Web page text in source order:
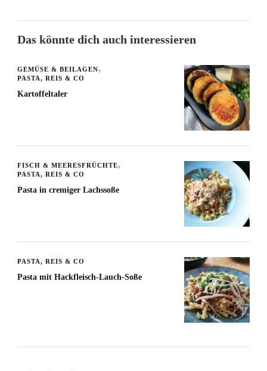
Das könnte dich auch interessieren
GEMÜSE & BEILAGEN
PASTA, REIS & CO
Kartoffeltaler
FISCH & MEERESFRÜCHTE
PASTA, REIS & CO
Pasta in cremiger Lachssoße
PASTA, REIS & CO
Pasta mit Hackfleisch-Lauch-Soße